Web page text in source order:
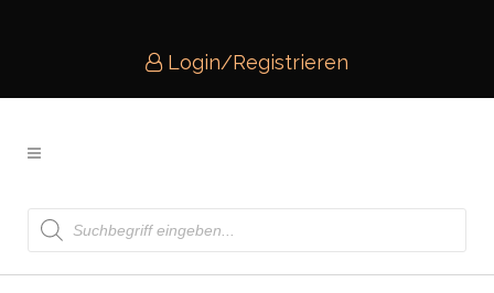
Login/Registrieren
Products
search